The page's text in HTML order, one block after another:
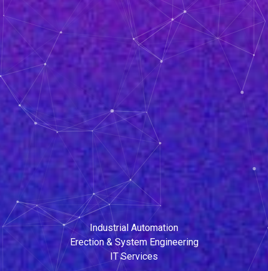
Industrial Automation
Erection & System Engineering
IT Services